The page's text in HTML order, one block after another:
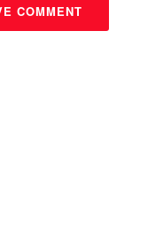
COMMENT